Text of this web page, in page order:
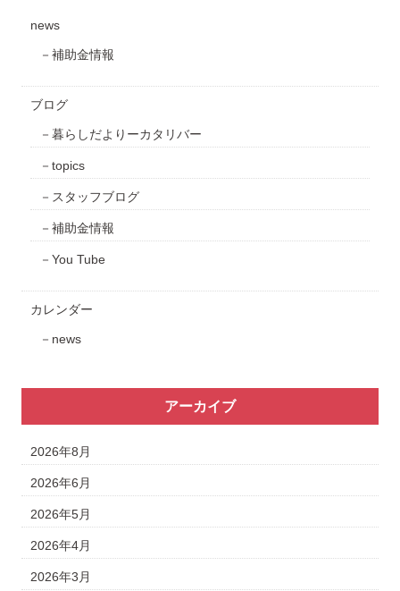
news
補助金情報
ブログ
暮らしだよりーカタリバー
topics
スタッフブログ
補助金情報
You Tube
カレンダー
news
アーカイブ
2026年8月
2026年6月
2026年5月
2026年4月
2026年3月